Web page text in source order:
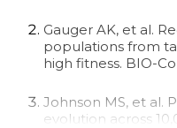
Gauger AK, et al.
populations from
high fitness. BIO-
Johnson MS, et al.
evolution across